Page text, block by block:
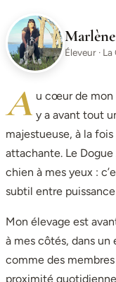
Éleveur ·
A u cœur de mon
y a avant tout
majestueuse, à la
attachante. Le
chien à mes yeux :
subtil entre
Mon élevage est
à mes côtés, dans
comme des
proximité